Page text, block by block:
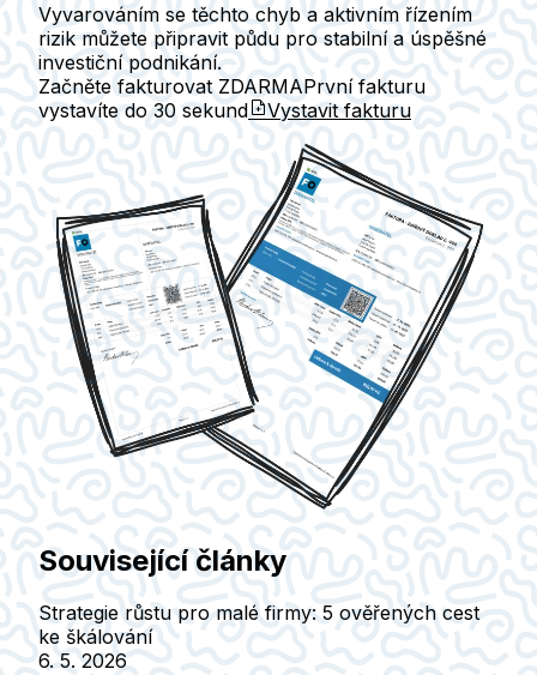
Vyvarováním se těchto chyb a aktivním řízením
rizik můžete připravit půdu pro stabilní a úspěšné
investiční podnikání.
Začněte fakturovat ZDARMAPrvní fakturu
vystavíte do 30 sekund Vystavit fakturu
Související články
Strategie růstu pro malé firmy: 5 ověřených cest
ke škálování
6. 5. 2026